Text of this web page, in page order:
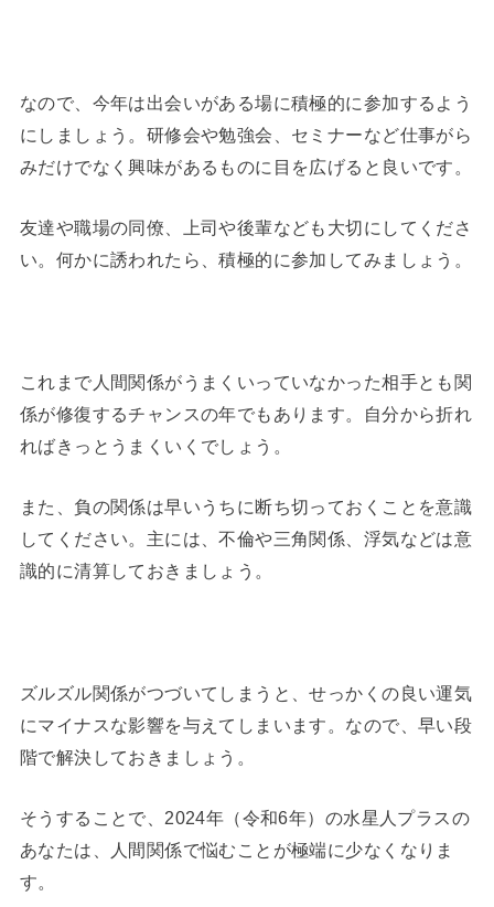
なので、今年は出会いがある場に積極的に参加するよう
にしましょう。研修会や勉強会、セミナーなど仕事がら
みだけでなく興味があるものに目を広げると良いです。
友達や職場の同僚、上司や後輩なども大切にしてくださ
い。何かに誘われたら、積極的に参加してみましょう。
これまで人間関係がうまくいっていなかった相手とも関
係が修復するチャンスの年でもあります。自分から折れ
ればきっとうまくいくでしょう。
また、負の関係は早いうちに断ち切っておくことを意識
してください。主には、不倫や三角関係、浮気などは意
識的に清算しておきましょう。
ズルズル関係がつづいてしまうと、せっかくの良い運気
にマイナスな影響を与えてしまいます。なので、早い段
階で解決しておきましょう。
そうすることで、2024年（令和6年）の水星人プラスの
あなたは、人間関係で悩むことが極端に少なくなりま
す。